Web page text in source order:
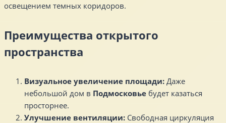
освещением темных коридоров.
Преимущества открытого
пространства
Визуальное увеличение площади: Даже
небольшой дом в Подмосковье будет казаться
просторнее.
Улучшение вентиляции: Свободная циркуляция